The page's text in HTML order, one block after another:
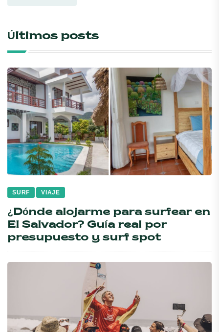
Últimos posts
SURF VIAJE
¿Dónde alojarme para surfear en
El Salvador? Guía real por
presupuesto y surf spot